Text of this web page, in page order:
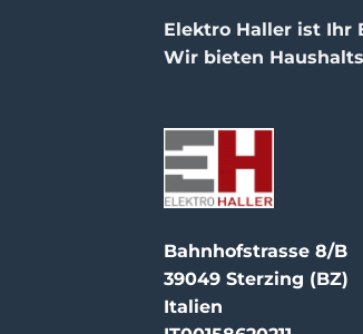
Elektro Haller ist Ihr
Wir bieten
Bahnhofstrasse 8/B
39049 Sterzing (BZ)
Italien